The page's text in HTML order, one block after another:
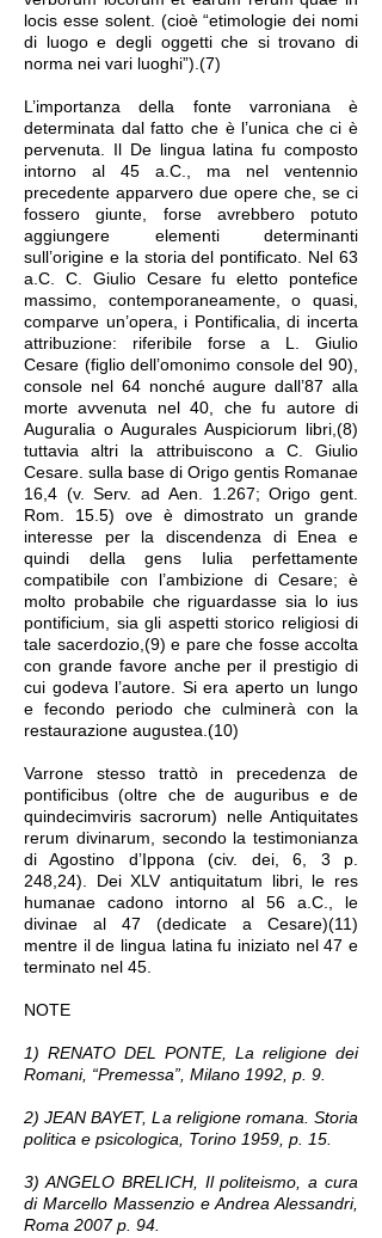
locis esse solent. (cioè “etimologie dei nomi
di luogo e degli oggetti che si trovano di
norma nei vari luoghi”).(7)
L’importanza della fonte varroniana è
determinata dal fatto che è l’unica che ci è
pervenuta. Il De lingua latina fu composto
intorno al 45 a.C., ma nel ventennio
precedente apparvero due opere che, se ci
fossero giunte, forse avrebbero potuto
aggiungere elementi determinanti
sull’origine e la storia del pontificato. Nel 63
a.C. C. Giulio Cesare fu eletto pontefice
massimo, contemporaneamente, o quasi,
comparve un’opera, i Pontificalia, di incerta
attribuzione: riferibile forse a L. Giulio
Cesare (figlio dell’omonimo console del 90),
console nel 64 nonché augure dall’87 alla
morte avvenuta nel 40, che fu autore di
Auguralia o Augurales Auspiciorum libri,(8)
tuttavia altri la attribuiscono a C. Giulio
Cesare. sulla base di Origo gentis Romanae
16,4 (v. Serv. ad Aen. 1.267; Origo gent.
Rom. 15.5) ove è dimostrato un grande
interesse per la discendenza di Enea e
quindi della gens Iulia perfettamente
compatibile con l’ambizione di Cesare; è
molto probabile che riguardasse sia lo ius
pontificium, sia gli aspetti storico religiosi di
tale sacerdozio,(9) e pare che fosse accolta
con grande favore anche per il prestigio di
cui godeva l’autore. Si era aperto un lungo
e fecondo periodo che culminerà con la
restaurazione augustea.(10)
Varrone stesso trattò in precedenza de
pontificibus (oltre che de auguribus e de
quindecimviris sacrorum) nelle Antiquitates
rerum divinarum, secondo la testimonianza
di Agostino d’Ippona (civ. dei, 6, 3 p.
248,24). Dei XLV antiquitatum libri, le res
humanae cadono intorno al 56 a.C., le
divinae al 47 (dedicate a Cesare)(11)
mentre il de lingua latina fu iniziato nel 47 e
terminato nel 45.
NOTE
1) RENATO DEL PONTE, La religione dei
Romani, “Premessa”, Milano 1992, p. 9.
2) JEAN BAYET, La religione romana. Storia
politica e psicologica, Torino 1959, p. 15.
3) ANGELO BRELICH, Il politeismo, a cura
di Marcello Massenzio e Andrea Alessandri,
Roma 2007 p. 94.